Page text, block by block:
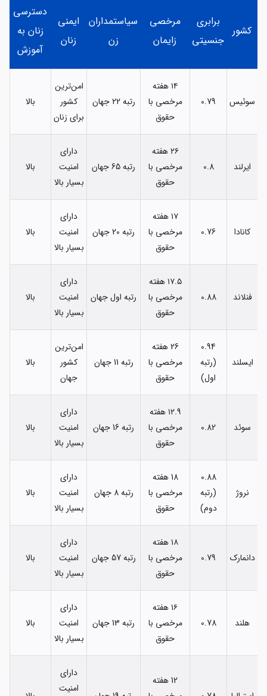
کشور
برابری
جنسیتی
مرخصی
زایمان
سیاستمداران
زن
ایمنی
زنان
دسترسی
زنان به
آموزش
سوئیس 0.79
۱۴ هفته
مرخصی با
حقوق
رتبه 22 جهان
امن‌ترین
کشور
برای زنان
بالا
ایرلند 0.8
۲۶ هفته
مرخصی با
حقوق
رتبه 65 جهان
دارای
امنیت
بسیار بالا
بالا
کانادا 0.76
۱۷ هفته
مرخصی با
حقوق
رتبه 20 جهان
دارای
امنیت
بسیار بالا
بالا
فنلاند 0.88
۱۷.۵ هفته
مرخصی با
حقوق
رتبه اول جهان
دارای
امنیت
بسیار بالا
بالا
ایسلند
0.94
(رتبه
اول)
26 هفته
مرخصی با
حقوق
رتبه 11 جهان
امن‌ترین
کشور
جهان
بالا
سوئد 0.82
۱۲.9 هفته
مرخصی با
حقوق
رتبه 16 جهان
دارای
امنیت
بسیار بالا
بالا
نروژ
0.88
(رتبه
دوم)
18 هفته
مرخصی با
حقوق
رتبه 8 جهان
دارای
امنیت
بسیار بالا
بالا
دانمارک 0.79
۱۸ هفته
مرخصی با
حقوق
رتبه 57 جهان
دارای
امنیت
بسیار بالا
بالا
هلند 0.78
۱۶ هفته
مرخصی با
حقوق
رتبه 13 جهان
دارای
امنیت
بسیار بالا
بالا
12 هفته
دارای
امنیت